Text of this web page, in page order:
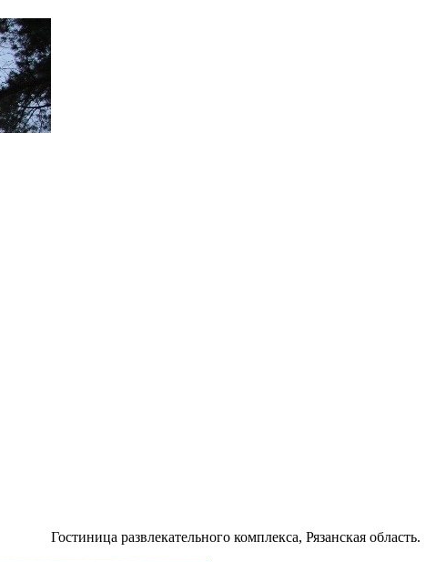
Гостиница развлекательного комплекса, Рязанская область.